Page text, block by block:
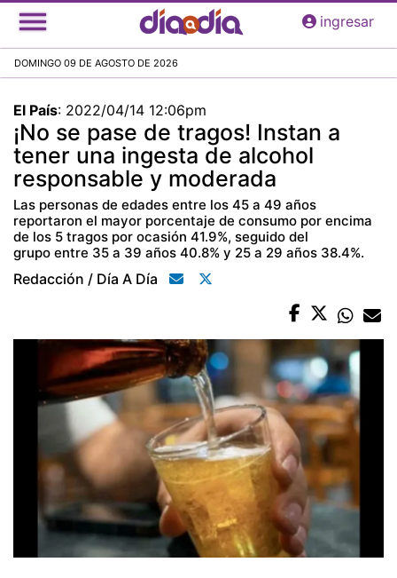
Pasar
al
principal
ingresar
DOMINGO 09 DE AGOSTO DE 2026
El País: 2022/04/14 12:06pm
¡No se pase de tragos! Instan a
tener una ingesta de alcohol
responsable y moderada
Las personas de edades entre los 45 a 49 años
reportaron el mayor porcentaje de consumo por encima
de los 5 tragos por ocasión 41.9%, seguido del
grupo entre 35 a 39 años 40.8% y 25 a 29 años 38.4%.
Redacción / Día A Día